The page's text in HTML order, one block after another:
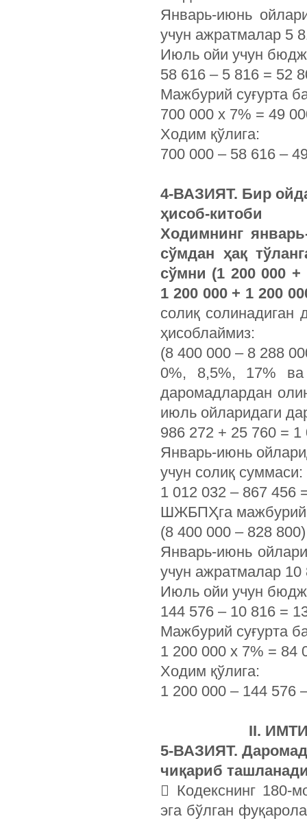
Январь-июнь
учун ажратмалар 5
Июль ойи учун
58 616 – 5 816 = 52
Мажбурий суғурта
700 000 х 7% = 49
Ходим қўлига:
700 000 – 58 616 –
4-ВАЗИЯТ. Бир
ҳисоб-китоби
Ходимнинг
сўмдан ҳақ
сўмни (1 200 000 +
1 200 000 + 1 200
солиқ
ҳисоблаймиз:
(8 400 000 – 8 288
0%, 8,5%, 17% ва
даромадлардан
июль ойларидаги
986 272 + 25 760 = 1
Январь-июнь
учун солиқ суммаси:
1 012 032 – 867 456
ШЖБПҲга мажбурий
(8 400 000 – 828
Январь-июнь
учун ажратмалар
Июль ойи учун
144 576 – 10 816 =
Мажбурий суғурта
1 200 000 х 7% = 84
Ходим қўлига:
1 200 000 – 144 576
II.
5-ВАЗИЯТ.
чиқариб
 Кодекснинг 180-
эга бўлган